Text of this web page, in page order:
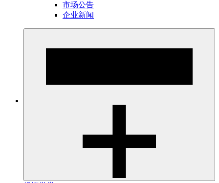
市场公告
企业新闻